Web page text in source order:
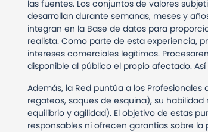
las fuentes. Los conjuntos de valores
desarrollan durante semanas, meses y
integran en la Base de datos para
realista. Como parte de esta experiencia,
intereses comerciales legítimos.
disponible al público el propio afectado.
Además, la Red puntúa a los
regateos, saques de esquina), su
equilibrio y agilidad). El objetivo de estas
responsables ni ofrecen garantías sobre